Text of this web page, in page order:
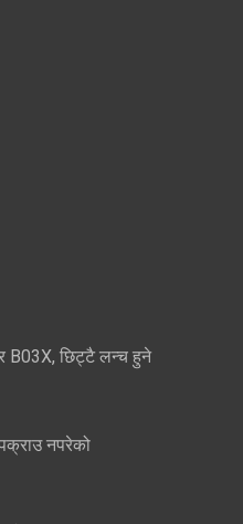
B03X, छिट्टै लन्च हुने
नपरेको